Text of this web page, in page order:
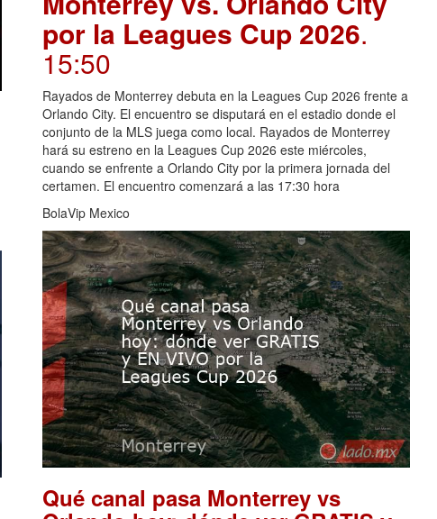
por la Leagues Cup 2026.
15:50
Rayados de Monterrey debuta en la Leagues Cup 2026 frente a
Orlando City. El encuentro se disputará en el estadio donde el
conjunto de la MLS juega como local. Rayados de Monterrey
hará su estreno en la Leagues Cup 2026 este miércoles,
cuando se enfrente a Orlando City por la primera jornada del
certamen. El encuentro comenzará a las 17:30 hora
BolaVip Mexico
Qué canal pasa Monterrey vs